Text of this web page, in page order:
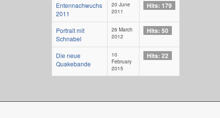
Entennachwuchs
2011
20 June
2011
Hits: 179
Portrait mit
Schnabel
26 March
2012
Hits: 50
Die neue
Quakebande
10
February
2015
Hits: 22